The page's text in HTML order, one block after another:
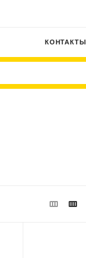
КОНТАКТЫ